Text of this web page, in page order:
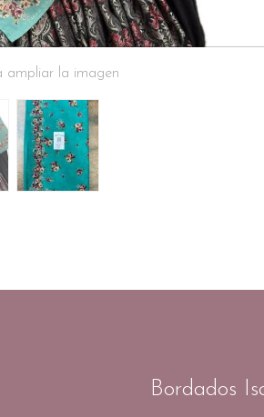
ampliar la imagen
Bordados